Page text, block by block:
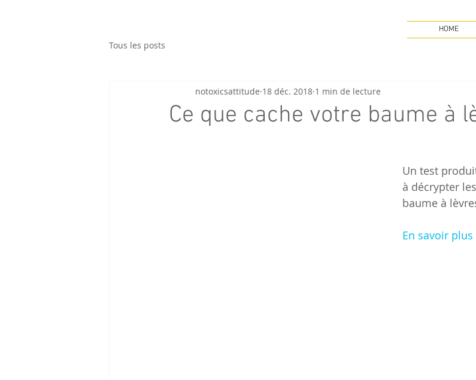
Tous les posts
Ce que cache votre baume à
notoxicsattitude 18 déc. 2018 1 min de lecture
Un test
à décrypter
baume à
En savoir plus
HOME